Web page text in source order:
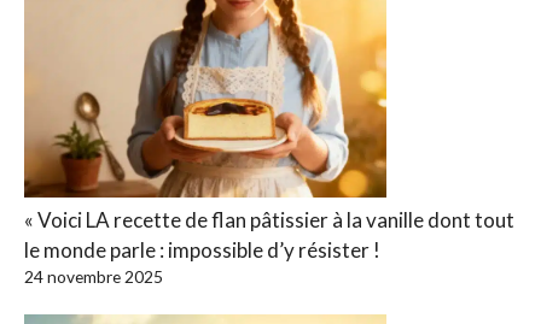
« Voici LA recette de flan pâtissier à la vanille dont tout
le monde parle : impossible d’y résister !
24 novembre 2025